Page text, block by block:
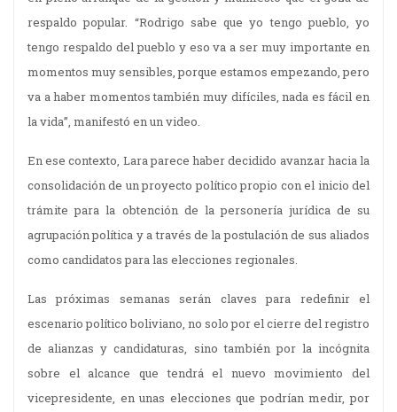
respaldo popular. “Rodrigo sabe que yo tengo pueblo, yo
tengo respaldo del pueblo y eso va a ser muy importante en
momentos muy sensibles, porque estamos empezando, pero
va a haber momentos también muy difíciles, nada es fácil en
la vida”, manifestó en un video.
En ese contexto, Lara parece haber decidido avanzar hacia la
consolidación de un proyecto político propio con el inicio del
trámite para la obtención de la personería jurídica de su
agrupación política y a través de la postulación de sus aliados
como candidatos para las elecciones regionales.
Las próximas semanas serán claves para redefinir el
escenario político boliviano, no solo por el cierre del registro
de alianzas y candidaturas, sino también por la incógnita
sobre el alcance que tendrá el nuevo movimiento del
vicepresidente, en unas elecciones que podrían medir, por